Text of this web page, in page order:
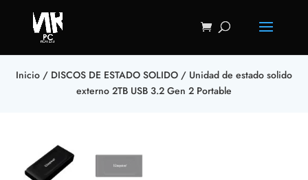
Inicio / DISCOS DE ESTADO SOLIDO / Unidad de estado solido
externo 2TB USB 3.2 Gen 2 Portable